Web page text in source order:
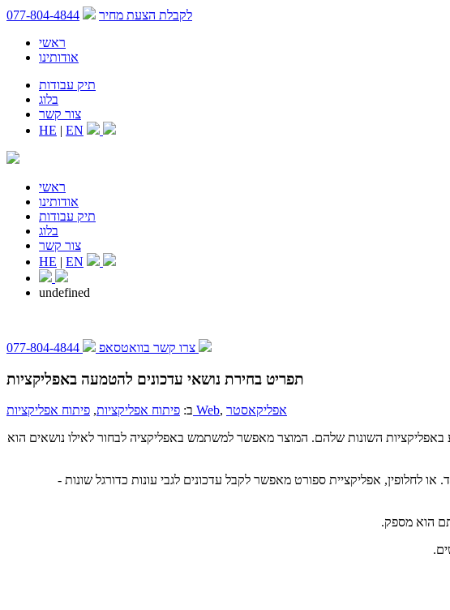
לקבלת הצעת מחיר
077-804-4844
ראשי
אודותינו
תיק עבודות
בלוג
צור קשר
HE | EN
ראשי
אודותינו
תיק עבודות
בלוג
צור קשר
HE | EN
undefined
צרו קשר בוואטסאפ 077-804-4844
תפריט בחירת נושאי עדכונים להטמעה באפליקציות
ב: פיתוח אפליקציות, פיתוח אפליקציות Web, אפליקאסטר
באפליקציות השונות שלהם. המוצר מאפשר למשתמש באפליקציה לבחור לאילו נושאים הוא
לחלופין, אפליקציית ספורט מאפשר לקבל עדכונים לגבי עונות כדורגל שונות -
הוא מספק.